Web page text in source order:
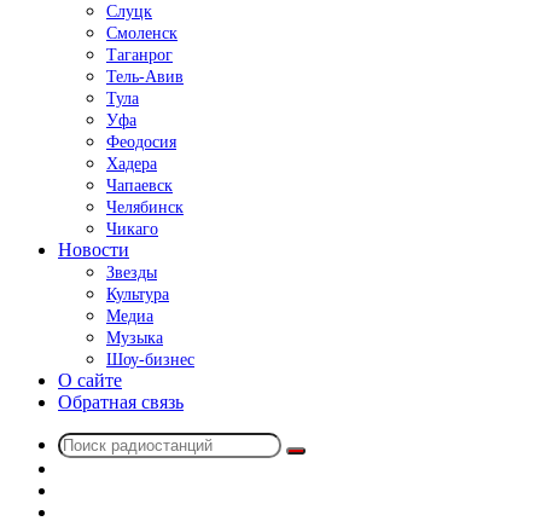
Слуцк
Смоленск
Таганрог
Тель-Авив
Тула
Уфа
Феодосия
Хадера
Чапаевск
Челябинск
Чикаго
Новости
Звезды
Культура
Медиа
Музыка
Шоу-бизнес
О сайте
Обратная связь
Поиск